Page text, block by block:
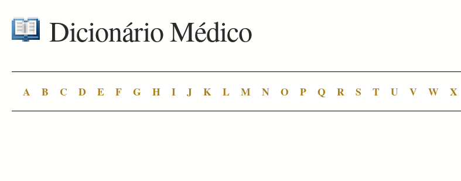
Dicionário Médico
A B C D E F G H I J K L M N O P Q R S T U V W X